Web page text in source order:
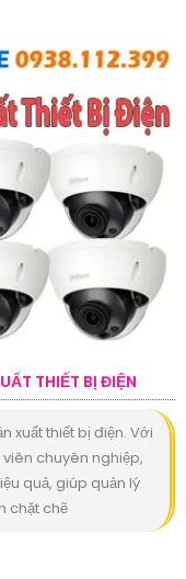
THIẾT BỊ ĐIỆN
xuất thiết bị điện. Với
chuyên nghiệp,
quả, giúp quản lý
chặt chẽ